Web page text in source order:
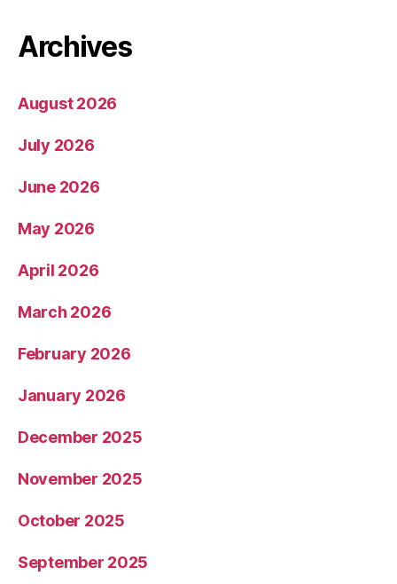
Archives
August 2026
July 2026
June 2026
May 2026
April 2026
March 2026
February 2026
January 2026
December 2025
November 2025
October 2025
September 2025